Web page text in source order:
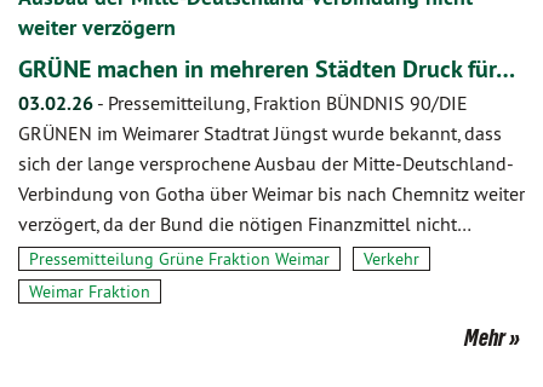
weiter verzögern
GRÜNE machen in mehreren Städten Druck für…
03.02.26 - Pressemitteilung, Fraktion BÜNDNIS 90/DIE
GRÜNEN im Weimarer Stadtrat Jüngst wurde bekannt, dass
sich der lange versprochene Ausbau der Mitte-Deutschland-
Verbindung von Gotha über Weimar bis nach Chemnitz weiter
verzögert, da der Bund die nötigen Finanzmittel nicht…
Pressemitteilung Grüne Fraktion Weimar
Verkehr
Weimar Fraktion
Mehr